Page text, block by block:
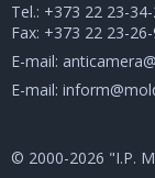
Tel.: +373 22 23-
Fax: +373 22 23-
E-mail:
E-mail:
© 2000-2026 "I.P.